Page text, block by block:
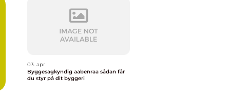
03. apr
Byggesagkyndig aabenraa sådan får
du styr på dit byggeri